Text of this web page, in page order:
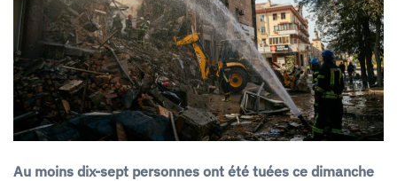
Au moins dix-sept personnes ont été tuées ce dimanche